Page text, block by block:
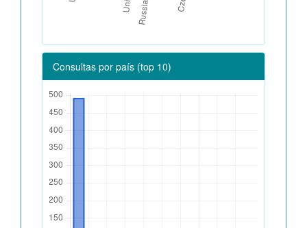
Consultas por país (top 10)